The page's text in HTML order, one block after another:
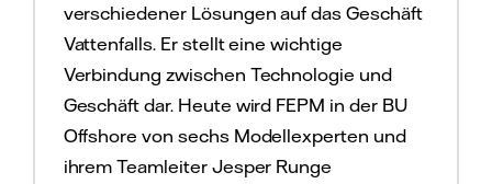
verschiedener Lösungen auf das Geschäft
Vattenfalls. Er stellt eine wichtige
Verbindung zwischen Technologie und
Geschäft dar. Heute wird FEPM in der BU
Offshore von sechs Modellexperten und
ihrem Teamleiter Jesper Runge